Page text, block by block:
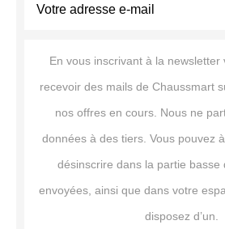
En vous inscrivant à la newsletter
recevoir des mails de Chaussmart
nos offres en cours. Nous ne
données à des tiers. Vous pouvez
désinscrire dans la partie basse
envoyées, ainsi que dans votre
disposez d’un.